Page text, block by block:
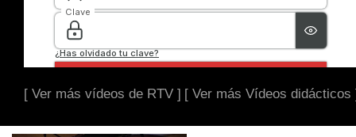
[ Ver más vídeos de RTV ] [ Ver más Vídeos didácticos